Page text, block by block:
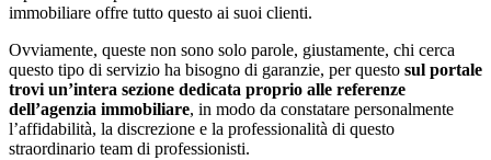
immobiliare offre tutto questo ai suoi clienti.
Ovviamente, queste non sono solo parole, giustamente, chi cerca
questo tipo di servizio ha bisogno di garanzie, per questo sul portale
trovi un’intera sezione dedicata proprio alle referenze
dell’agenzia immobiliare, in modo da constatare personalmente
l’affidabilità, la discrezione e la professionalità di questo
straordinario team di professionisti.